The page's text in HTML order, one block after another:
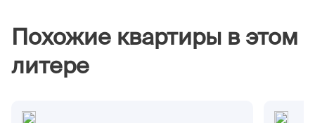
Похожие квартиры в этом
литере